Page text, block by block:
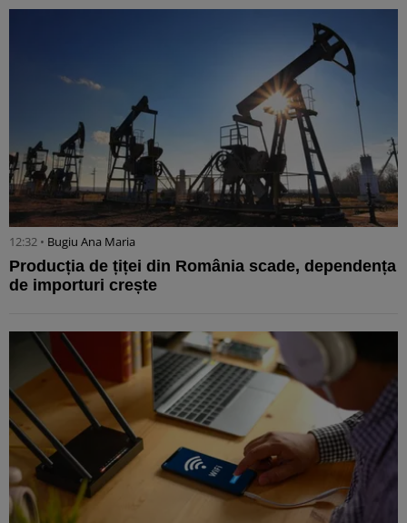
12:32 • Bugiu ⁠Ana Maria
Producția de țiței din România scade, dependența
de importuri crește